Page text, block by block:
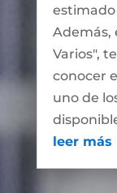
estimado
Además,
Varios",
conocer
uno de
leer más